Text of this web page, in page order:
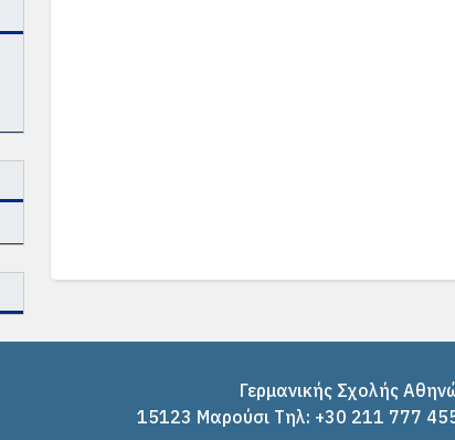
Γερμανικής Σχολής
15123 Μαρούσι Tηλ: +30 211 777